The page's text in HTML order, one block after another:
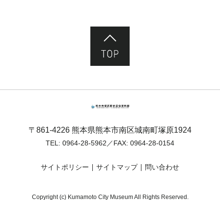
〒861-4226 熊本県熊本市南区城南町塚原1924
TEL: 0964-28-5962 ／FAX: 0964-28-0154
サイトポリシー サイトマップ 問い合わせ
Copyright (c) Kumamoto City Museum All Rights Reserved.